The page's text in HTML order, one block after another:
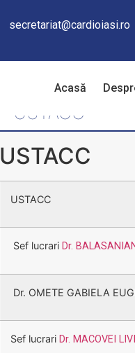
secretariat@cardioiasi.ro
Acasă
USTACC
USTACC
USTACC
Sef lucrari Dr.
Dr. OMETE GABIELA
Sef lucrari Dr. MACOVEI